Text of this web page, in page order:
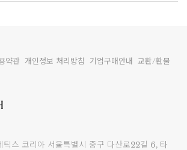
약관 개인정보 처리방침 기업구매안내
교환/환불
틱스 코리아 서울특별시 중구 다산로22길 6, 타